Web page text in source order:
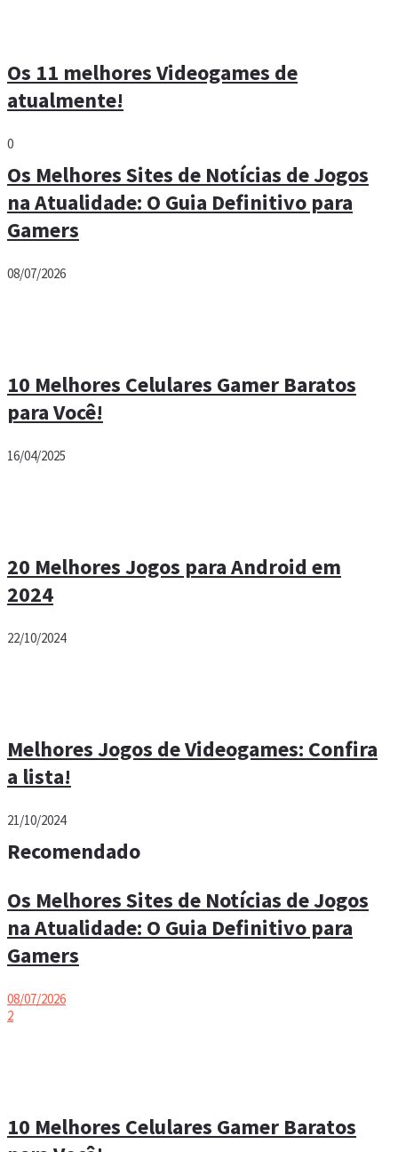
Os 11 melhores Videogames de
atualmente!
0
Os Melhores Sites de Notícias de Jogos
na Atualidade: O Guia Definitivo para
Gamers
08/07/2026
10 Melhores Celulares Gamer Baratos
para Você!
16/04/2025
20 Melhores Jogos para Android em
2024
22/10/2024
Melhores Jogos de Videogames: Confira
a lista!
21/10/2024
Recomendado
Os Melhores Sites de Notícias de Jogos
na Atualidade: O Guia Definitivo para
Gamers
08/07/2026
2
10 Melhores Celulares Gamer Baratos